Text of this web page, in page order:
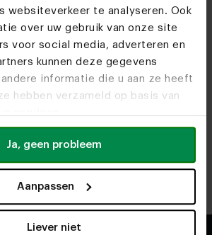
websiteverkeer te analyseren. Ook
over uw gebruik van onze site
voor social media, adverteren en
kunnen deze gegevens
informatie die u aan ze heeft
hebben verzameld op basis van
Ja, geen probleem
Aanpassen
Liever niet
kun je altijd terecht voor
stof- en kleurstalen of om je favo
We helpen je graag bij het
jouw meubel. Tot snel!
Route
Rotterdam
Route